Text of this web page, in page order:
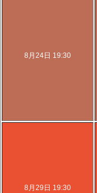
8月24日 19:30
8月29日 19:30